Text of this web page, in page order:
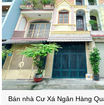
Bán nhà Cư Xá Ngân Hàng